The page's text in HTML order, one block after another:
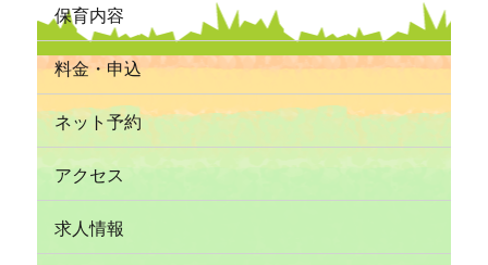
保育内容
料金・申込
ネット予約
アクセス
求人情報